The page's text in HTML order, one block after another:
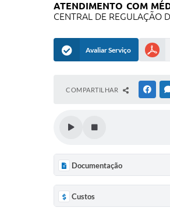
ATENDIMENTO COM
CENTRAL DE REGULAÇÃO
Avaliar Serviço
COMPARTILHAR
Documentação
Custos